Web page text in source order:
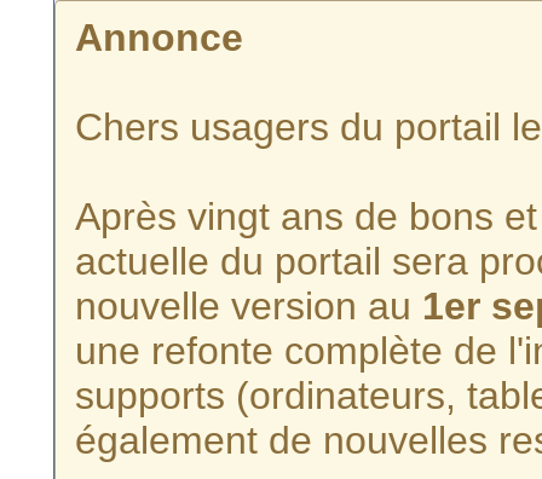
Annonce
Chers usagers du portail
Après vingt ans de bons
actuelle du portail sera
nouvelle version au 1er
une refonte complète de
supports (ordinateurs,
également de nouvelles